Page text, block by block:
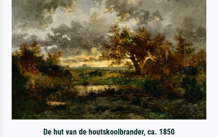
De hut van de houtskoolbrander, ca. 1850